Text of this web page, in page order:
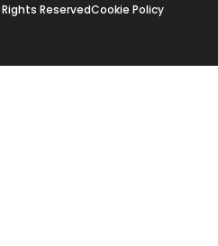
ReservedCookie Policy